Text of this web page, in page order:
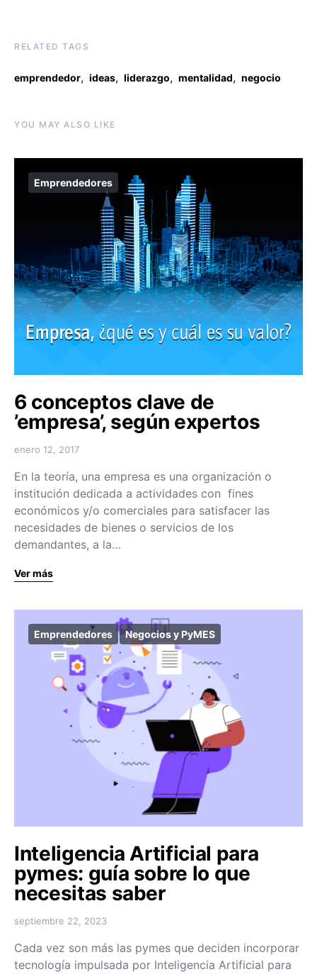
RELATED TAGS
emprendedor, ideas, liderazgo, mentalidad, negocio
YOU MAY ALSO LIKE
Emprendedores
6 conceptos clave de
’empresa’, según expertos
enero 12, 2017
En la teoría, una empresa es una organización o
institución dedicada a actividades con fines
económicos y/o comerciales para satisfacer las
necesidades de bienes o servicios de los
demandantes, a la…
Ver más
Emprendedores Negocios y PyMES
Inteligencia Artificial para
pymes: guía sobre lo que
necesitas saber
septiembre 22, 2023
Cada vez son más las pymes que deciden incorporar
tecnología impulsada por Inteligencia Artificial para